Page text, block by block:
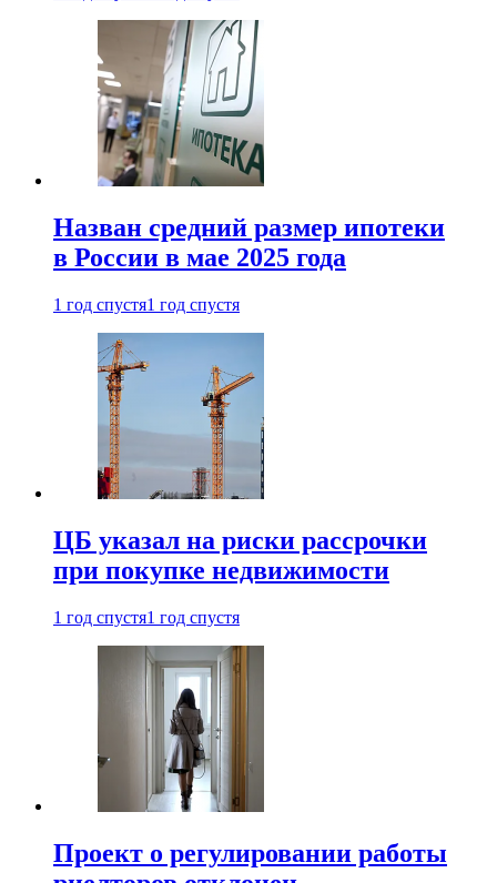
Назван средний размер ипотеки
в России в мае 2025 года
1 год спустя1 год спустя
ЦБ указал на риски рассрочки
при покупке недвижимости
1 год спустя1 год спустя
Проект о регулировании работы